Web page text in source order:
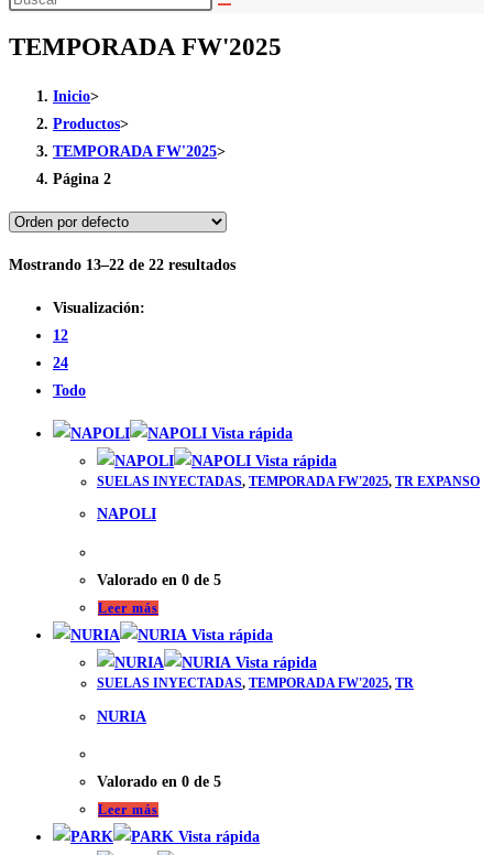
de
la
TEMPORADA FW'2025
Inicio>
Productos>
TEMPORADA FW'2025>
Página 2
Mostrando 13–22 de 22 resultados
Visualización:
12
24
Todo
Vista rápida
Vista rápida
SUELAS INYECTADAS, TEMPORADA FW'2025, TR EXPANSO
NAPOLI
Valorado en 0 de 5
Leer más
Vista rápida
Vista rápida
SUELAS INYECTADAS, TEMPORADA FW'2025, TR
NURIA
Valorado en 0 de 5
Leer más
Vista rápida